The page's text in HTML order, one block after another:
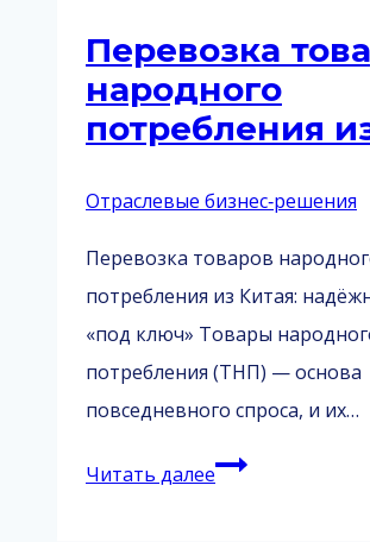
Перевозка
народного
потребления
Отраслевые бизнес‑решения
Перевозка товаров
потребления из Китая:
«под ключ» Товары
потребления (ТНП) — основа
повседневного спроса, и их…
Читать далееПеревозка